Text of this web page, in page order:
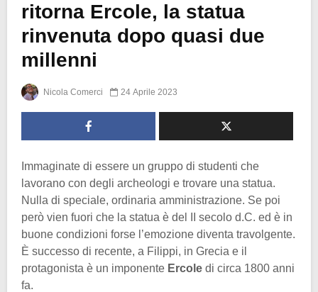
ritorna Ercole, la statua
rinvenuta dopo quasi due
millenni
Nicola Comerci 24 Aprile 2023
Immaginate di essere un gruppo di studenti che
lavorano con degli archeologi e trovare una statua.
Nulla di speciale, ordinaria amministrazione. Se poi
però vien fuori che la statua è del II secolo d.C. ed è in
buone condizioni forse l’emozione diventa travolgente.
È successo di recente, a Filippi, in Grecia e il
protagonista è un imponente Ercole di circa 1800 anni
fa.